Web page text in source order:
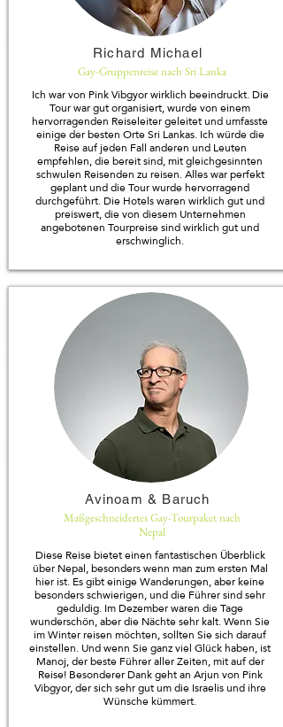
Richard Michael
Gay-Gruppenreise nach Sri Lanka
Ich war von Pink Vibgyor wirklich beeindruckt. Die
Tour war gut organisiert, wurde von einem
hervorragenden Reiseleiter geleitet und umfasste
einige der besten Orte Sri Lankas. Ich würde die
Reise auf jeden Fall anderen und Leuten
empfehlen, die bereit sind, mit gleichgesinnten
schwulen Reisenden zu reisen. Alles war perfekt
geplant und die Tour wurde hervorragend
durchgeführt. Die Hotels waren wirklich gut und
preiswert, die von diesem Unternehmen
angebotenen Tourpreise sind wirklich gut und
erschwinglich.
Avinoam & Baruch
Maßgeschneidertes Gay-Tourpaket nach
Nepal
Diese Reise bietet einen fantastischen Überblick
über Nepal, besonders wenn man zum ersten Mal
hier ist. Es gibt einige Wanderungen, aber keine
besonders schwierigen, und die Führer sind sehr
geduldig. Im Dezember waren die Tage
wunderschön, aber die Nächte sehr kalt. Wenn Sie
im Winter reisen möchten, sollten Sie sich darauf
einstellen. Und wenn Sie ganz viel Glück haben, ist
Manoj, der beste Führer aller Zeiten, mit auf der
Reise! Besonderer Dank geht an Arjun von Pink
Vibgyor, der sich sehr gut um die Israelis und ihre
Wünsche kümmert.